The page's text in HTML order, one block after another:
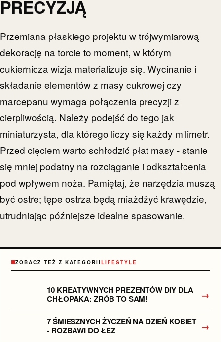
PRECYZJĄ
Przemiana płaskiego projektu w trójwymiarową
dekorację na torcie to moment, w którym
cukiernicza wizja materializuje się. Wycinanie i
składanie elementów z masy cukrowej czy
marcepanu wymaga połączenia precyzji z
cierpliwością. Należy podejść do tego jak
miniaturzysta, dla którego liczy się każdy milimetr.
Przed cięciem warto schłodzić płat masy - stanie
się mniej podatny na rozciąganie i odkształcenia
pod wpływem noża. Pamiętaj, że narzędzia muszą
być ostre; tępe ostrza będą miażdżyć krawędzie,
utrudniając późniejsze idealne spasowanie.
ZOBACZ TEŻ Z KATEGORIILIFESTYLE
10 KREATYWNYCH PREZENTÓW DIY DLA
CHŁOPAKA: ZRÓB TO SAM!
→
7 ŚMIESZNYCH ŻYCZEŃ NA DZIEŃ KOBIET
- ROZBAWI DO ŁEZ
→